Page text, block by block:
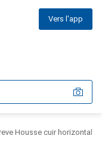
Vers l'app
Housse cuir horizontal